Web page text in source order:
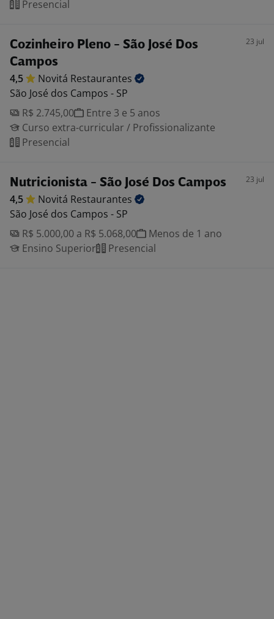
Presencial
Cozinheiro Pleno - São José Dos
Campos
23 jul
4,5 Novitá Restaurantes
São José dos Campos - SP
R$ 2.745,00
Entre 3 e 5 anos
Curso extra-curricular / Profissionalizante
Presencial
Nutricionista - São José Dos Campos 23 jul
4,5 Novitá Restaurantes
São José dos Campos - SP
R$ 5.000,00 a R$ 5.068,00
Menos de 1 ano
Ensino Superior
Presencial